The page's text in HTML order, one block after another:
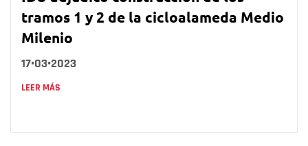
tramos 1 y 2 de la cicloalameda Medio
Milenio
17•03•2023
LEER MÁS